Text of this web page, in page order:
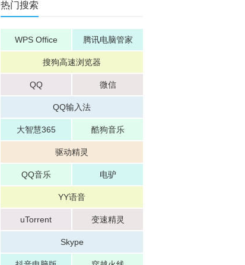
热门搜索
WPS Office 腾讯电脑管家
搜狗高速浏览器
QQ 微信
QQ输入法
大智慧365 酷狗音乐
驱动精灵
QQ音乐 电驴
YY语音
uTorrent 变速精灵
Skype